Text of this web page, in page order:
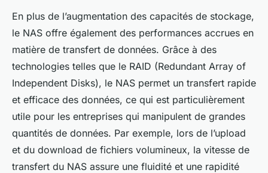
En plus de l’augmentation des capacités de stockage,
le NAS offre également des performances accrues en
matière de transfert de données. Grâce à des
technologies telles que le RAID (Redundant Array of
Independent Disks), le NAS permet un transfert rapide
et efficace des données, ce qui est particulièrement
utile pour les entreprises qui manipulent de grandes
quantités de données. Par exemple, lors de l’upload
et du download de fichiers volumineux, la vitesse de
transfert du NAS assure une fluidité et une rapidité